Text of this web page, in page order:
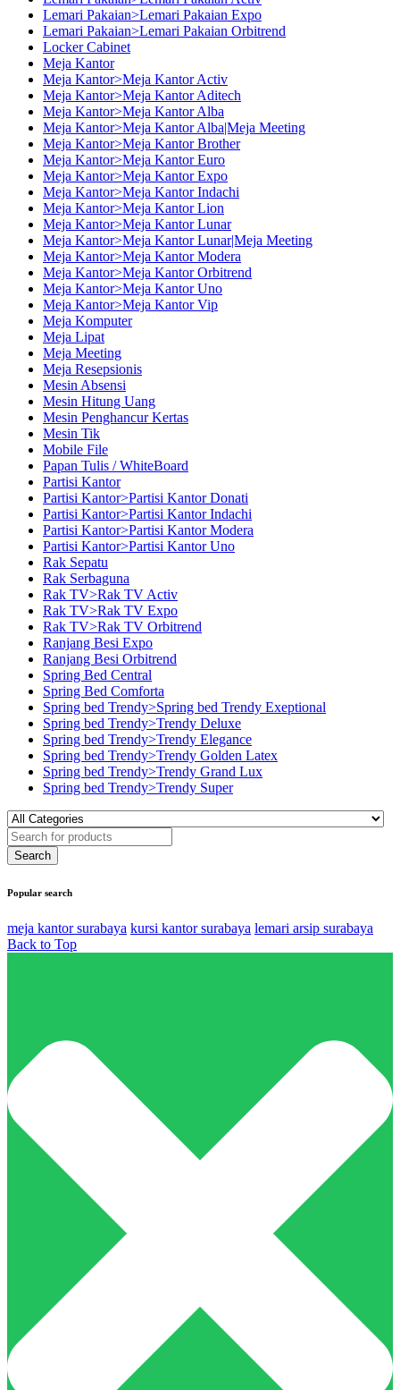
Lemari Pakaian>Lemari Pakaian Expo
Lemari Pakaian>Lemari Pakaian Orbitrend
Locker Cabinet
Meja Kantor
Meja Kantor>Meja Kantor Activ
Meja Kantor>Meja Kantor Aditech
Meja Kantor>Meja Kantor Alba
Meja Kantor>Meja Kantor Alba|Meja Meeting
Meja Kantor>Meja Kantor Brother
Meja Kantor>Meja Kantor Euro
Meja Kantor>Meja Kantor Expo
Meja Kantor>Meja Kantor Indachi
Meja Kantor>Meja Kantor Lion
Meja Kantor>Meja Kantor Lunar
Meja Kantor>Meja Kantor Lunar|Meja Meeting
Meja Kantor>Meja Kantor Modera
Meja Kantor>Meja Kantor Orbitrend
Meja Kantor>Meja Kantor Uno
Meja Kantor>Meja Kantor Vip
Meja Komputer
Meja Lipat
Meja Meeting
Meja Resepsionis
Mesin Absensi
Mesin Hitung Uang
Mesin Penghancur Kertas
Mesin Tik
Mobile File
Papan Tulis / WhiteBoard
Partisi Kantor
Partisi Kantor>Partisi Kantor Donati
Partisi Kantor>Partisi Kantor Indachi
Partisi Kantor>Partisi Kantor Modera
Partisi Kantor>Partisi Kantor Uno
Rak Sepatu
Rak Serbaguna
Rak TV>Rak TV Activ
Rak TV>Rak TV Expo
Rak TV>Rak TV Orbitrend
Ranjang Besi Expo
Ranjang Besi Orbitrend
Spring Bed Central
Spring Bed Comforta
Spring bed Trendy>Spring bed Trendy Exeptional
Spring bed Trendy>Trendy Deluxe
Spring bed Trendy>Trendy Elegance
Spring bed Trendy>Trendy Golden Latex
Spring bed Trendy>Trendy Grand Lux
Spring bed Trendy>Trendy Super
Popular search
meja kantor surabaya kursi kantor surabaya lemari arsip surabaya
Back to Top